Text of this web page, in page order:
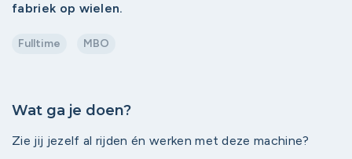
fabriek op wielen.
Fulltime MBO
Wat ga je doen?
Zie jij jezelf al rijden én werken met deze machine?